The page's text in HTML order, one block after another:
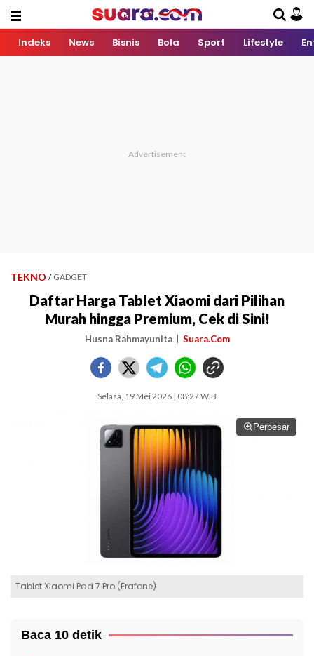
Indeks News Bisnis Bola Sport Lifestyle
TEKNO / GADGET
Daftar Harga Tablet Xiaomi dari Pilihan
Murah hingga Premium, Cek di Sini!
Husna Rahmayunita Suara.Com
Selasa, 19 Mei 2026 | 08:27 WIB
Perbesar
Tablet Xiaomi Pad 7 Pro (Erafone)
Baca 10 detik